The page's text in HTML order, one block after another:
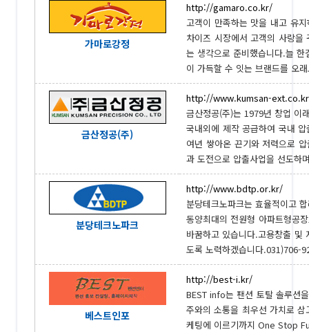
가마로강정
http://gamaro.co.kr/
고객이 만족하는 맛을 내고 유
차이즈 시장에서 고객의 사랑
는 생각으로 준비했습니다.늘
이 가득할 수 잇는 브랜드를 오
금산정공(주)
http://www.kumsan-
금산정공(주)는 1979년 창업 이
국내외에 제작 공급하여 국내
여년 쌓아온 끈기와 저력으로
과 도전으로 압출사업을 선도하
분당테크노파크
http://www.bdtp.or.kr/
분당테크노파크는 효율적이고
동양최대의 전원형 아파트형공
바꿈하고 있습니다.고용창출 및
도록 노력하겠습니다.031)706-
베스트인포
http://best-i.kr/
BEST info는 팬션 토탈 솔루션
주와의 소통을 최우선 가치로
케팅에 이르기까지 One Stop